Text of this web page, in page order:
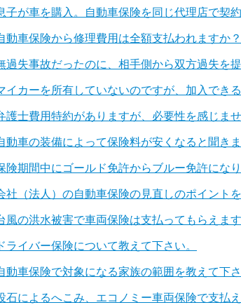
子が車を購入。自動車保険を同じ代理店で契
動車保険から修理費用は全額支払われますか？
過失事故だったのに、相手側から双方過失を
イカーを所有していないのですが、加入でき
護士費用特約がありますが、必要性を感じま
動車の装備によって保険料が安くなると聞き
険期間中にゴールド免許からブルー免許になり
社（法人）の自動車保険の見直しのポイント
風の洪水被害で車両保険は支払ってもらえま
ライバー保険について教えて下さい。
動車保険で対象になる家族の範囲を教えて下
石によるへこみ、エコノミー車両保険で支払